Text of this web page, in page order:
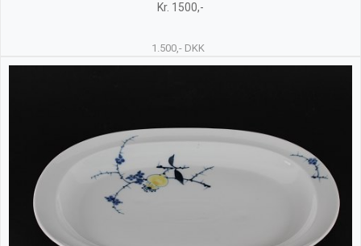
Kr. 1500,-
1.500,- DKK